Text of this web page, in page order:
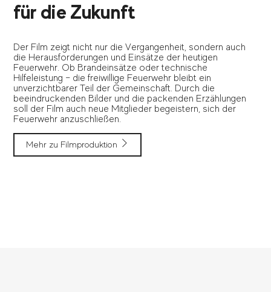
für die Zukunft
Der Film zeigt nicht nur die Vergangenheit, sondern auch
die Herausforderungen und Einsätze der heutigen
Feuerwehr. Ob Brandeinsätze oder technische
Hilfeleistung – die freiwillige Feuerwehr bleibt ein
unverzichtbarer Teil der Gemeinschaft. Durch die
beeindruckenden Bilder und die packenden Erzählungen
soll der Film auch neue Mitglieder begeistern, sich der
Feuerwehr anzuschließen.
Mehr zu Filmproduktion